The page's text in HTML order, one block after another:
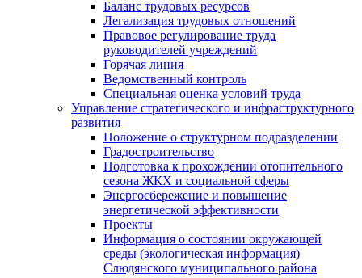
Баланс трудовых ресурсов
Легализация трудовых отношений
Правовое регулирование труда
руководителей учреждений
Горячая линия
Ведомственный контроль
Специальная оценка условий труда
Управление стратегического и инфраструктурного
развития
Положение о структурном подразделении
Градостроительство
Подготовка к прохождении отопительного
сезона ЖКХ и социальной сферы
Энергосбережение и повышение
энергетической эффективности
Проекты
Информация о состоянии окружающей
среды (экологическая информация)
Слюдянского муниципального района